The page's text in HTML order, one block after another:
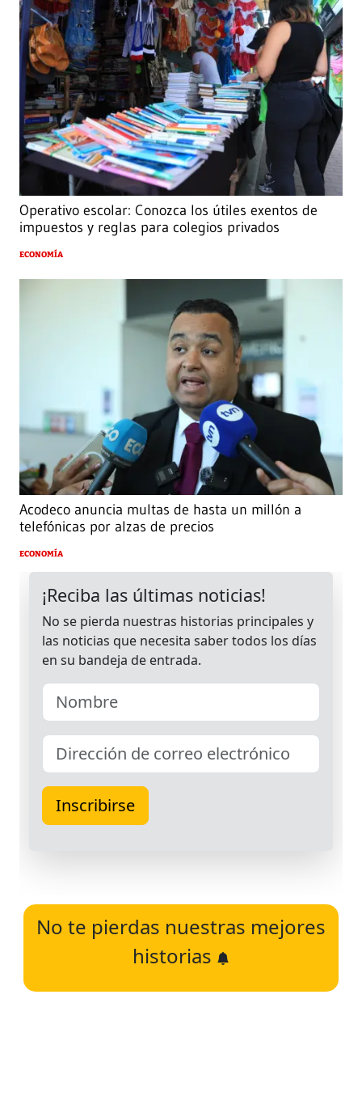
Operativo escolar: Conozca los útiles exentos de
impuestos y reglas para colegios privados
ECONOMÍA
Acodeco anuncia multas de hasta un millón a
telefónicas por alzas de precios
ECONOMÍA
No te pierdas nuestras mejores
historias